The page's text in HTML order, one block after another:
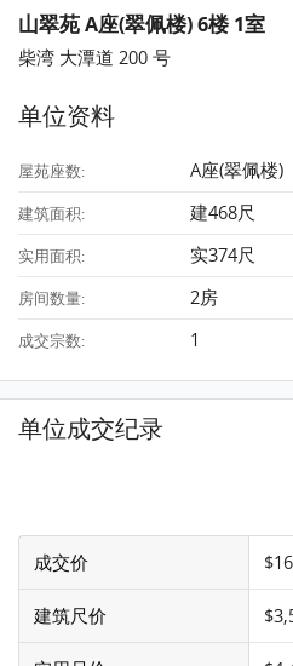
山翠苑 A座(翠佩楼) 6楼 1室
柴湾 大潭道 200 号
单位资料
屋苑座数: A座(翠佩楼)
建筑面积: 建468尺
实用面积: 实374尺
房间数量: 2房
成交宗数: 1
单位成交纪录
成交价
建筑尺价